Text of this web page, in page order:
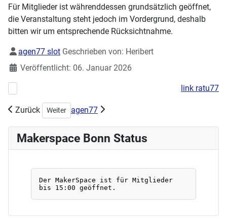
Für Mitglieder ist währenddessen grundsätzlich geöffnet,
die Veranstaltung steht jedoch im Vordergrund, deshalb
bitten wir um entsprechende Rücksichtnahme.
Details
agen77 slot Geschrieben von: Heribert
Veröffentlicht: 06. Januar 2026
Vorheriger Beitrag: Workshop Grundlagen CNC-Fräse / Einweisung
link ratu77
Zurück Nächster Beitrag: Workshop Seifenherstellung neuer
Weiter agen77
Makerspace Bonn Status